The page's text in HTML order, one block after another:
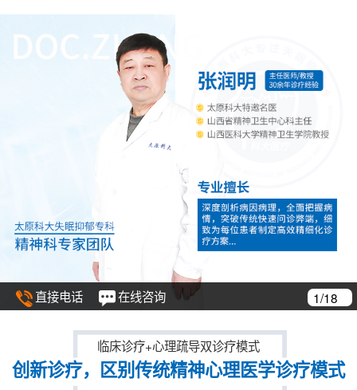
直接电话 在线咨询 1/18
临床诊疗+心理疏导双诊疗模式
创新诊疗，区别传统精神心理医学诊疗模式